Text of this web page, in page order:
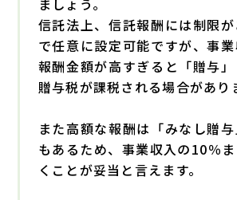
ましょう。
信託法上、信託報酬には制限
で任意に設定可能ですが、事
報酬金額が高すぎると「贈与」
贈与税が課税される場合があり
また高額な報酬は「みなし贈
もあるため、事業収入の10％
くことが妥当と言えます。